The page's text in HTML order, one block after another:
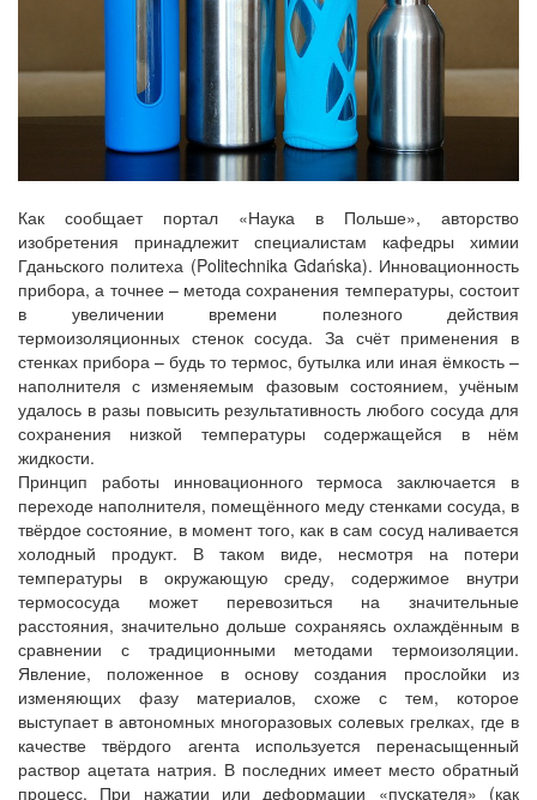
Как сообщает портал «Наука в Польше», авторство
изобретения принадлежит специалистам кафедры химии
Гданьского политеха (Politechnika Gdańska). Инновационность
прибора, а точнее – метода сохранения температуры, состоит
в увеличении времени полезного действия
термоизоляционных стенок сосуда. За счёт применения в
стенках прибора – будь то термос, бутылка или иная ёмкость –
наполнителя с изменяемым фазовым состоянием, учёным
удалось в разы повысить результативность любого сосуда для
сохранения низкой температуры содержащейся в нём
жидкости.
Принцип работы инновационного термоса заключается в
переходе наполнителя, помещённого меду стенками сосуда, в
твёрдое состояние, в момент того, как в сам сосуд наливается
холодный продукт. В таком виде, несмотря на потери
температуры в окружающую среду, содержимое внутри
термососуда может перевозиться на значительные
расстояния, значительно дольше сохраняясь охлаждённым в
сравнении с традиционными методами термоизоляции.
Явление, положенное в основу создания прослойки из
изменяющих фазу материалов, схоже с тем, которое
выступает в автономных многоразовых солевых грелках, где в
качестве твёрдого агента используется перенасыщенный
раствор ацетата натрия. В последних имеет место обратный
процесс. При нажатии или деформации «пускателя» (как